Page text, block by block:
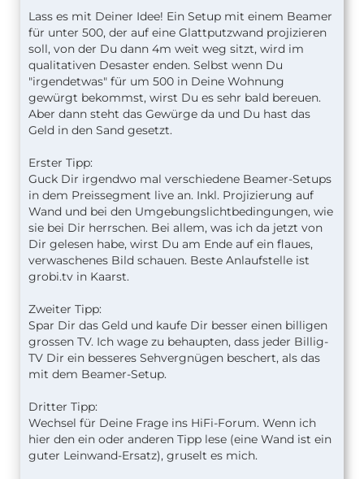
Lebensdauer haben.
Und wenn man es dann ordentlich krachen lassen
kann, dann kommt der Sound dazu. Aber das ist
eine andere Geschichte.
Lass es mit Deiner Idee! Ein Setup mit einem Beamer
für unter 500, der auf eine Glattputzwand projizieren
soll, von der Du dann 4m weit weg sitzt, wird im
qualitativen Desaster enden. Selbst wenn Du
"irgendetwas" für um 500 in Deine Wohnung
gewürgt bekommst, wirst Du es sehr bald bereuen.
Aber dann steht das Gewürge da und Du hast das
Geld in den Sand gesetzt.
Erster Tipp:
Guck Dir irgendwo mal verschiedene Beamer-Setups
in dem Preissegment live an. Inkl. Projizierung auf
Wand und bei den Umgebungslichtbedingungen, wie
sie bei Dir herrschen. Bei allem, was ich da jetzt von
Dir gelesen habe, wirst Du am Ende auf ein flaues,
verwaschenes Bild schauen. Beste Anlaufstelle ist
grobi.tv in Kaarst.
Zweiter Tipp:
Spar Dir das Geld und kaufe Dir besser einen billigen
grossen TV. Ich wage zu behaupten, dass jeder Billig-
TV Dir ein besseres Sehvergnügen beschert, als das
mit dem Beamer-Setup.
Dritter Tipp:
Wechsel für Deine Frage ins HiFi-Forum. Wenn ich
hier den ein oder anderen Tipp lese (eine Wand ist ein
guter Leinwand-Ersatz), gruselt es mich.